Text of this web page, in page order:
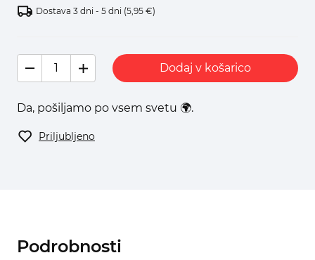
Dostava 3 dni - 5 dni (5,95 €)
Dodaj v košarico
Da, pošiljamo po vsem svetu 🌍.
Priljubljeno
Podrobnosti